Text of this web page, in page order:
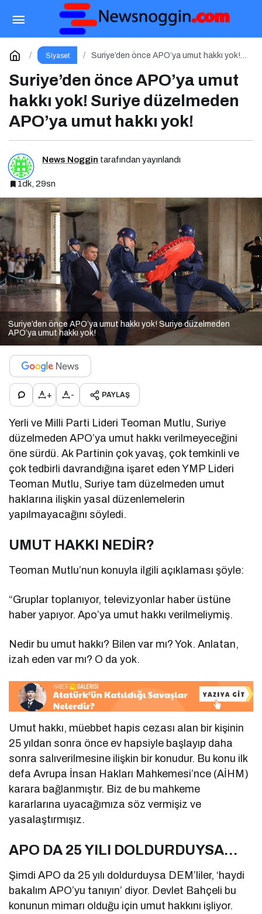
Siyaset
Suriye’den önce APO’ya umut hakkı yok!
yok!
Suriye’den önce APO’ya umut
hakkı yok! Suriye düzelmeden
APO’ya umut hakkı yok!
News Noggin tarafından yayınlandı
1dk, 29sn
Suriye’den önce APO’ya umut hakkı yok! Suriye düzelmeden
APO’ya umut hakkı yok!
+ - PAYLAŞ
Yerli ve Milli Parti Lideri Teoman Mutlu, Suriye
düzelmeden APO’ya umut hakkı verilmeyeceğini
öne sürdü. Ak Partinin çok yavaş, çok temkinli ve
çok tedbirli davrandığına işaret eden YMP Lideri
Teoman Mutlu, Suriye tam düzelmeden umut
haklarına ilişkin yasal düzenlemelerin
yapılmayacağını söyledi.
UMUT HAKKI NEDİR?
Teoman Mutlu’nun konuyla ilgili açıklaması şöyle:
“Gruplar toplanıyor, televizyonlar haber üstüne
haber yapıyor. Apo’ya umut hakkı verilmeliymiş.
Nedir bu umut hakkı? Bilen var mı? Yok. Anlatan,
izah eden var mı? O da yok.
Umut hakkı, müebbet hapis cezası alan bir kişinin
25 yıldan sonra önce ev hapsiyle başlayıp daha
sonra salıverilmesine ilişkin bir konudur. Bu konu ilk
defa Avrupa İnsan Hakları Mahkemesi’nce (AİHM)
karara bağlanmıştır. Biz de bu mahkeme
kararlarına uyacağımıza söz vermişiz ve
yasalaştırmışız.
APO DA 25 YILI DOLDURDUYSA…
Şimdi APO da 25 yılı doldurduysa DEM’liler, ‘haydi
bakalım APO’yu tanıyın’ diyor. Devlet Bahçeli bu
konunun mimarı olduğu için umut hakkını işliyor.
Türk Simgeleri Herkesindir
Yorum Yap